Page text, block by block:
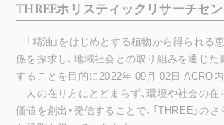
THREEホリスティックリサーチセ
「精油」をはじめとする植物から得られる
係を探求し、地域社会との取り組みを通じた
することを目的に2022年 09月 02日 ACRO
人の在り方にとどまらず、環境や社会の
価値を創出・発信することで、「THREE」の